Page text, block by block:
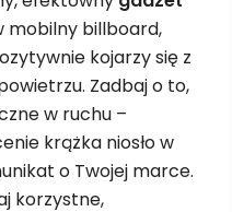
mobilny billboard,
kojarzy się z
Zadbaj o to,
w ruchu –
krążka niosło w
o Twojej marce.
korzystne,